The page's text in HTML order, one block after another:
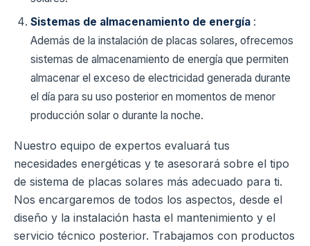
Sistemas de almacenamiento de energía :
Además de la instalación de placas solares, ofrecemos
sistemas de almacenamiento de energía que permiten
almacenar el exceso de electricidad generada durante
el día para su uso posterior en momentos de menor
producción solar o durante la noche.
Nuestro equipo de expertos evaluará tus
necesidades energéticas y te asesorará sobre el tipo
de sistema de placas solares más adecuado para ti.
Nos encargaremos de todos los aspectos, desde el
diseño y la instalación hasta el mantenimiento y el
servicio técnico posterior. Trabajamos con productos